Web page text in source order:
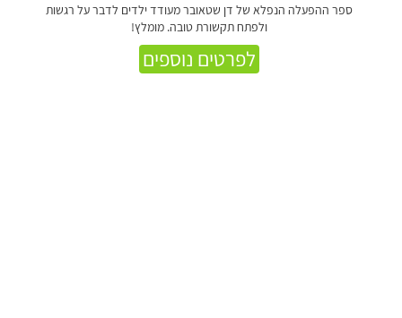
ספר ההפעלה הנפלא של דן שטאובר מעודד ילדים לדבר על רגשות
ולפתח תקשורת טובה. מומלץ!
לפרטים נוספים